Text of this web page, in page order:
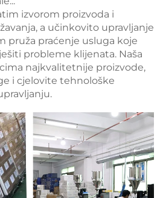
izvorom proizvoda i
a učinkovito upravljanje
pruža praćenje usluga koje
probleme klijenata. Naša
najkvalitetnije proizvode,
i cjelovite tehnološke